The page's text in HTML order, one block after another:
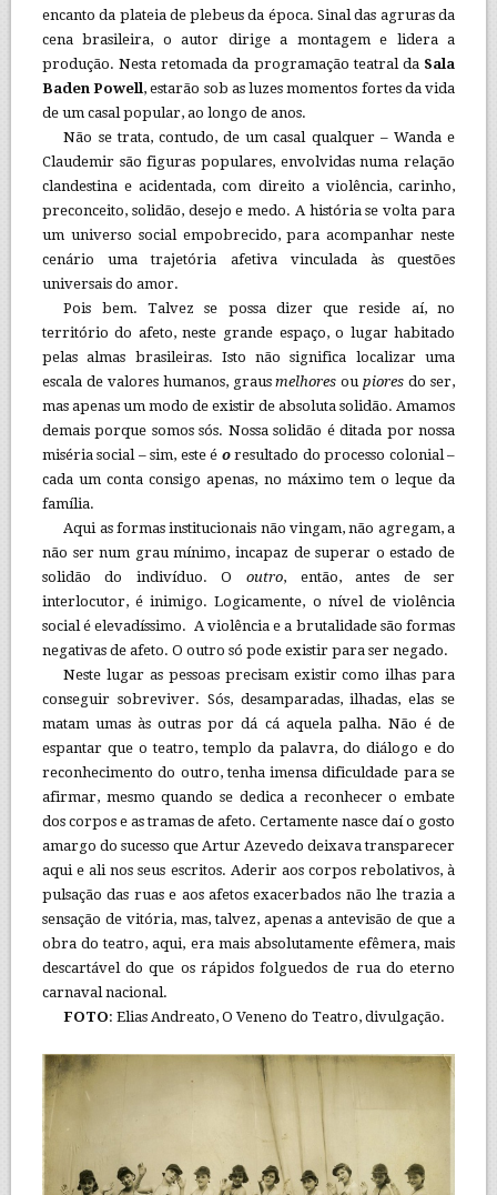
encanto da plateia de plebeus da época. Sinal das agruras da
cena brasileira, o autor dirige a montagem e lidera a
produção. Nesta retomada da programação teatral da Sala
Baden Powell, estarão sob as luzes momentos fortes da vida
de um casal popular, ao longo de anos.
Não se trata, contudo, de um casal qualquer – Wanda e
Claudemir são figuras populares, envolvidas numa relação
clandestina e acidentada, com direito a violência, carinho,
preconceito, solidão, desejo e medo. A história se volta para
um universo social empobrecido, para acompanhar neste
cenário uma trajetória afetiva vinculada às questões
universais do amor.
Pois bem. Talvez se possa dizer que reside aí, no
território do afeto, neste grande espaço, o lugar habitado
pelas almas brasileiras. Isto não significa localizar uma
escala de valores humanos, grausmelhores oupiores do ser,
mas apenas um modo de existir de absoluta solidão. Amamos
demais porque somos sós. Nossa solidão é ditada por nossa
miséria social – sim, este é oresultado do processo colonial –
cada um conta consigo apenas, no máximo tem o leque da
família.
Aqui as formas institucionais não vingam, não agregam, a
não ser num grau mínimo, incapaz de superar o estado de
solidão do indivíduo. O outro, então, antes de ser
interlocutor, é inimigo. Logicamente, o nível de violência
social é elevadíssimo. A violência e a brutalidade são formas
negativas de afeto. O outro só pode existir para ser negado.
Neste lugar as pessoas precisam existir como ilhas para
conseguir sobreviver. Sós, desamparadas, ilhadas, elas se
matam umas às outras por dá cá aquela palha. Não é de
espantar que o teatro, templo da palavra, do diálogo e do
reconhecimento do outro, tenha imensa dificuldade para se
afirmar, mesmo quando se dedica a reconhecer o embate
dos corpos e as tramas de afeto. Certamente nasce daí o gosto
amargo do sucesso que Artur Azevedo deixava transparecer
aqui e ali nos seus escritos. Aderir aos corpos rebolativos, à
pulsação das ruas e aos afetos exacerbados não lhe trazia a
sensação de vitória, mas, talvez, apenas a antevisão de que a
obra do teatro, aqui, era mais absolutamente efêmera, mais
descartável do que os rápidos folguedos de rua do eterno
carnaval nacional.
FOTO: Elias Andreato, O Veneno do Teatro, divulgação.